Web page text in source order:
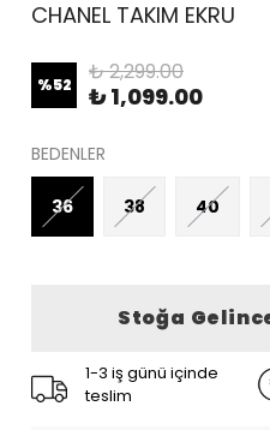
CHANEL TAKIM EKRU
%52 ₺ 2,299.00
₺ 1,099.00
BEDENLER
36 38 40
Stoğa
1-3 iş günü içinde
teslim